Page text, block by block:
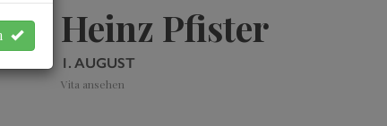
Heinz Pfister
1. AUGUST
Vita ansehen